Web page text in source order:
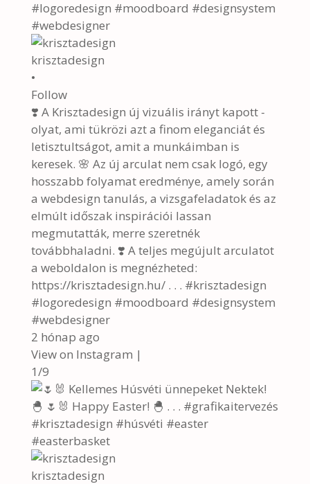
krisztadesign
•
Follow
❣️ A Krisztadesign új vizuális irányt kapott -
olyat, ami tükrözi azt a finom eleganciát és
letisztultságot, amit a munkáimban is
keresek. 🌸 Az új arculat nem csak logó, egy
hosszabb folyamat eredménye, amely során
a webdesign tanulás, a vizsgafeladatok és az
elmúlt időszak inspirációi lassan
megmutatták, merre szeretnék
továbbhaladni. ❣️ A teljes megújult arculatot
a weboldalon is megnézheted:
https://krisztadesign.hu/ . . . #krisztadesign
#logoredesign #moodboard #designsystem
#webdesigner
2 hónap ago
View on Instagram |
1/9
krisztadesign